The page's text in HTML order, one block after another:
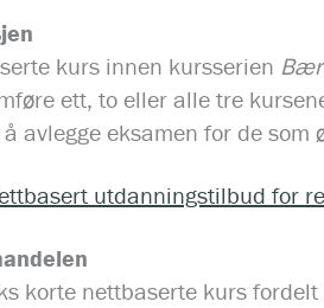
kurs innen kursserien
ett, to eller alle tre
avlegge eksamen for de som
utdanningstilbud for
korte nettbaserte kurs